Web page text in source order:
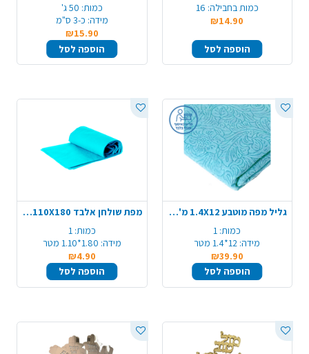
כמות בחבילה: 16
₪14.90
הוספה לסל
כמות: 50 ג'
מידה: כ-3 ס"מ
₪15.90
הוספה לסל
גליל מפה מוטבע 1.4X12 מ' - תכלת
כמות: 1
מידה: 12*1.4 מטר
₪39.90
הוספה לסל
מפת שולחן אלבד 110X180 - תכלת
כמות: 1
מידה: 1.80*1.10 מטר
₪4.90
הוספה לסל